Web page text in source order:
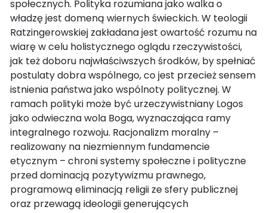
społecznych. Polityka rozumiana jako walka o
władzę jest domeną wiernych świeckich. W teologii
Ratzingerowskiej zakładana jest owartość rozumu na
wiarę w celu holistycznego oglądu rzeczywistości,
jak też doboru najwłaściwszych środków, by spełniać
postulaty dobra wspólnego, co jest przecież sensem
istnienia państwa jako wspólnoty politycznej. W
ramach polityki może być urzeczywistniany Logos
jako odwieczna wola Boga, wyznaczająca ramy
integralnego rozwoju. Racjonalizm moralny –
realizowany na niezmiennym fundamencie
etycznym – chroni systemy społeczne i polityczne
przed dominacją pozytywizmu prawnego,
programową eliminacją religii ze sfery publicznej
oraz przewagą ideologii generujących